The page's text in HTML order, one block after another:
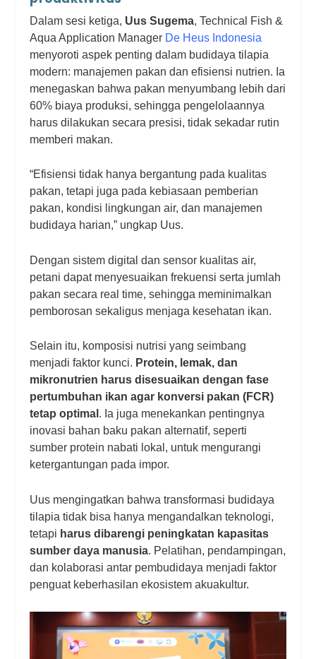
Dalam sesi ketiga, Uus Sugema, Technical Fish &
Aqua Application Manager De Heus Indonesia
menyoroti aspek penting dalam budidaya tilapia
modern: manajemen pakan dan efisiensi nutrien. Ia
menegaskan bahwa pakan menyumbang lebih dari
60% biaya produksi, sehingga pengelolaannya
harus dilakukan secara presisi, tidak sekadar rutin
memberi makan.
“Efisiensi tidak hanya bergantung pada kualitas
pakan, tetapi juga pada kebiasaan pemberian
pakan, kondisi lingkungan air, dan manajemen
budidaya harian,” ungkap Uus.
Dengan sistem digital dan sensor kualitas air,
petani dapat menyesuaikan frekuensi serta jumlah
pakan secara real time, sehingga meminimalkan
pemborosan sekaligus menjaga kesehatan ikan.
Selain itu, komposisi nutrisi yang seimbang
menjadi faktor kunci. Protein, lemak, dan
mikronutrien harus disesuaikan dengan fase
pertumbuhan ikan agar konversi pakan (FCR)
tetap optimal . Ia juga menekankan pentingnya
inovasi bahan baku pakan alternatif, seperti
sumber protein nabati lokal, untuk mengurangi
ketergantungan pada impor.
Uus mengingatkan bahwa transformasi budidaya
tilapia tidak bisa hanya mengandalkan teknologi,
tetapi harus dibarengi peningkatan kapasitas
sumber daya manusia. Pelatihan, pendampingan,
dan kolaborasi antar pembudidaya menjadi faktor
penguat keberhasilan ekosistem akuakultur.